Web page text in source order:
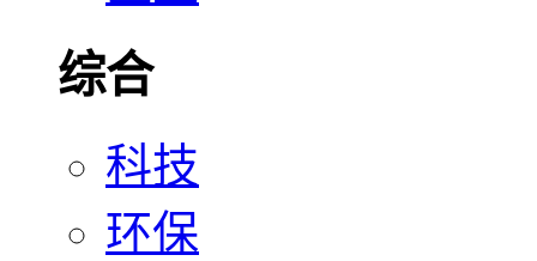
综合
科技
环保